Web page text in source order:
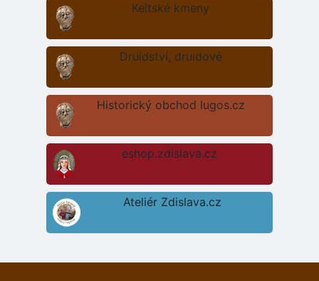
Keltské kmeny
Druidství, druidové
Historický obchod lugos.cz
eshop.zdislava.cz
Ateliér Zdislava.cz